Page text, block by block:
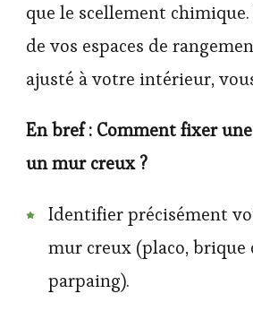
que le scellement
de vos espaces de
ajusté à votre intérieur,
En bref : Comment fixer
un mur creux ?
Identifier précisément
mur creux (placo, brique
parpaing).